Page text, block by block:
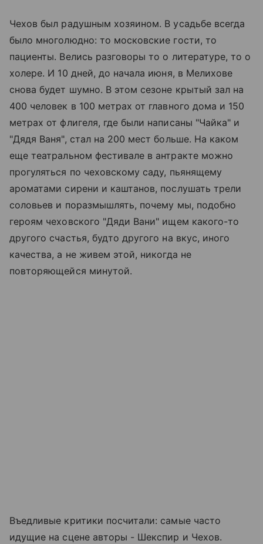
Чехов был радушным хозяином. В усадьбе всегда
было многолюдно: то московские гости, то
пациенты. Велись разговоры то о литературе, то о
холере. И 10 дней, до начала июня, в Мелихове
снова будет шумно. В этом сезоне крытый зал на
400 человек в 100 метрах от главного дома и 150
метрах от флигеля, где были написаны "Чайка" и
"Дядя Ваня", стал на 200 мест больше. На каком
еще театральном фестивале в антракте можно
прогуляться по чеховскому саду, пьянящему
ароматами сирени и каштанов, послушать трели
соловьев и поразмышлять, почему мы, подобно
героям чеховского "Дяди Вани" ищем какого-то
другого счастья, будто другого на вкус, иного
качества, а не живем этой, никогда не
повторяющейся минутой.
Въедливые критики посчитали: самые часто
идущие на сцене авторы - Шекспир и Чехов.